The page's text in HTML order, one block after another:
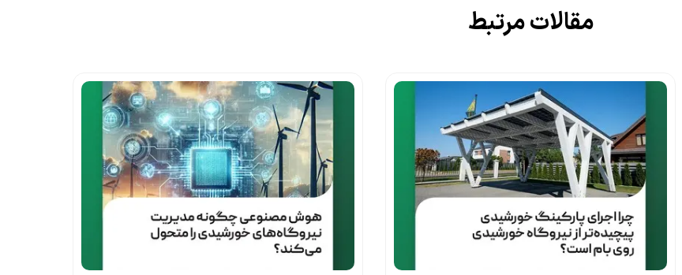
مقالات مرتبط